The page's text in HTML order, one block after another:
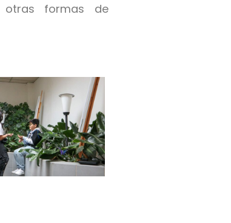
otras formas de